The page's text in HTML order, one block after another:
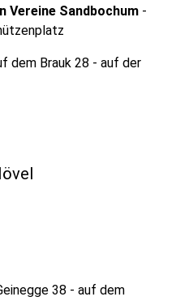
Vereine Sandbochum -
dem Brauk 28 - auf der
38 - auf dem